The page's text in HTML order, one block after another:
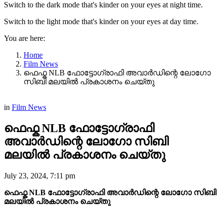
Switch to the dark mode that's kinder on your eyes at night time.
Switch to the light mode that's kinder on your eyes at day time.
You are here:
Home
Film News
ഫെഫ്ക NLB ഫോട്ടോഗ്രാഫി അവാർഡിന്റെ ലോഗോ
സിബി മലയിൽ പ്രകാശനം ചെയ്തു
in Film News
ഫെഫ്ക NLB ഫോട്ടോഗ്രാഫി
അവാർഡിന്റെ ലോഗോ സിബി
മലയിൽ പ്രകാശനം ചെയ്തു
July 23, 2024, 7:11 pm
ഫെഫ്ക NLB ഫോട്ടോഗ്രാഫി അവാർഡിന്റെ ലോഗോ സിബി
മലയിൽ പ്രകാശനം ചെയ്തു